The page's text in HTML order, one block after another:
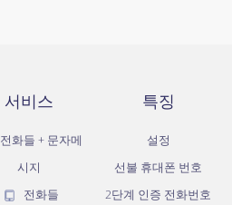
서비스
전화들 + 문자메
시지
전화들
특징
설정
선불 휴대폰 번호
2단계 인증 전화번호